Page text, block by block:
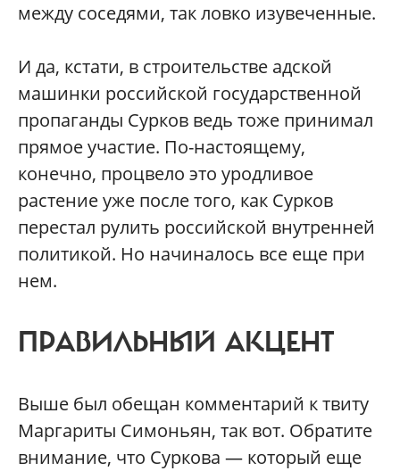
между соседями, так ловко изувеченные.
И да, кстати, в строительстве адской
машинки российской государственной
пропаганды Сурков ведь тоже принимал
прямое участие. По-настоящему,
конечно, процвело это уродливое
растение уже после того, как Сурков
перестал рулить российской внутренней
политикой. Но начиналось все еще при
нем.
ПРАВИЛЬНЫЙ АКЦЕНТ
Выше был обещан комментарий к твиту
Маргариты Симоньян, так вот. Обратите
внимание, что Суркова — который еще